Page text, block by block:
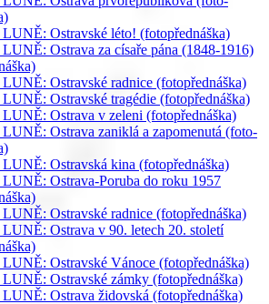
Ostravské léto! (fotopřednáška)
Ostrava za císaře pána (1848-1916)
Ostravské radnice (fotopřednáška)
Ostravské tragédie (fotopřednáška)
Ostrava v zeleni (fotopřednáška)
Ostrava zaniklá a zapomenutá (foto-
Ostravská kina (fotopřednáška)
Ostrava-Poruba do roku 1957
Ostravské radnice (fotopřednáška)
Ostrava v 90. letech 20. století
Ostravské Vánoce (fotopřednáška)
Ostravské zámky (fotopřednáška)
Ostrava židovská (fotopřednáška)